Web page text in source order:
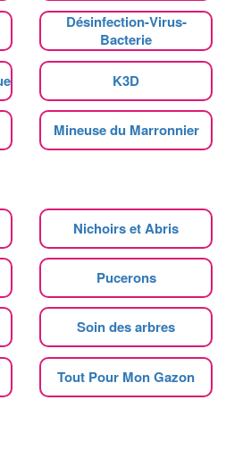
Désinfection-Virus-
Bacterie
K3D
Mineuse du Marronnier
Nichoirs et Abris
Pucerons
Soin des arbres
Tout Pour Mon Gazon